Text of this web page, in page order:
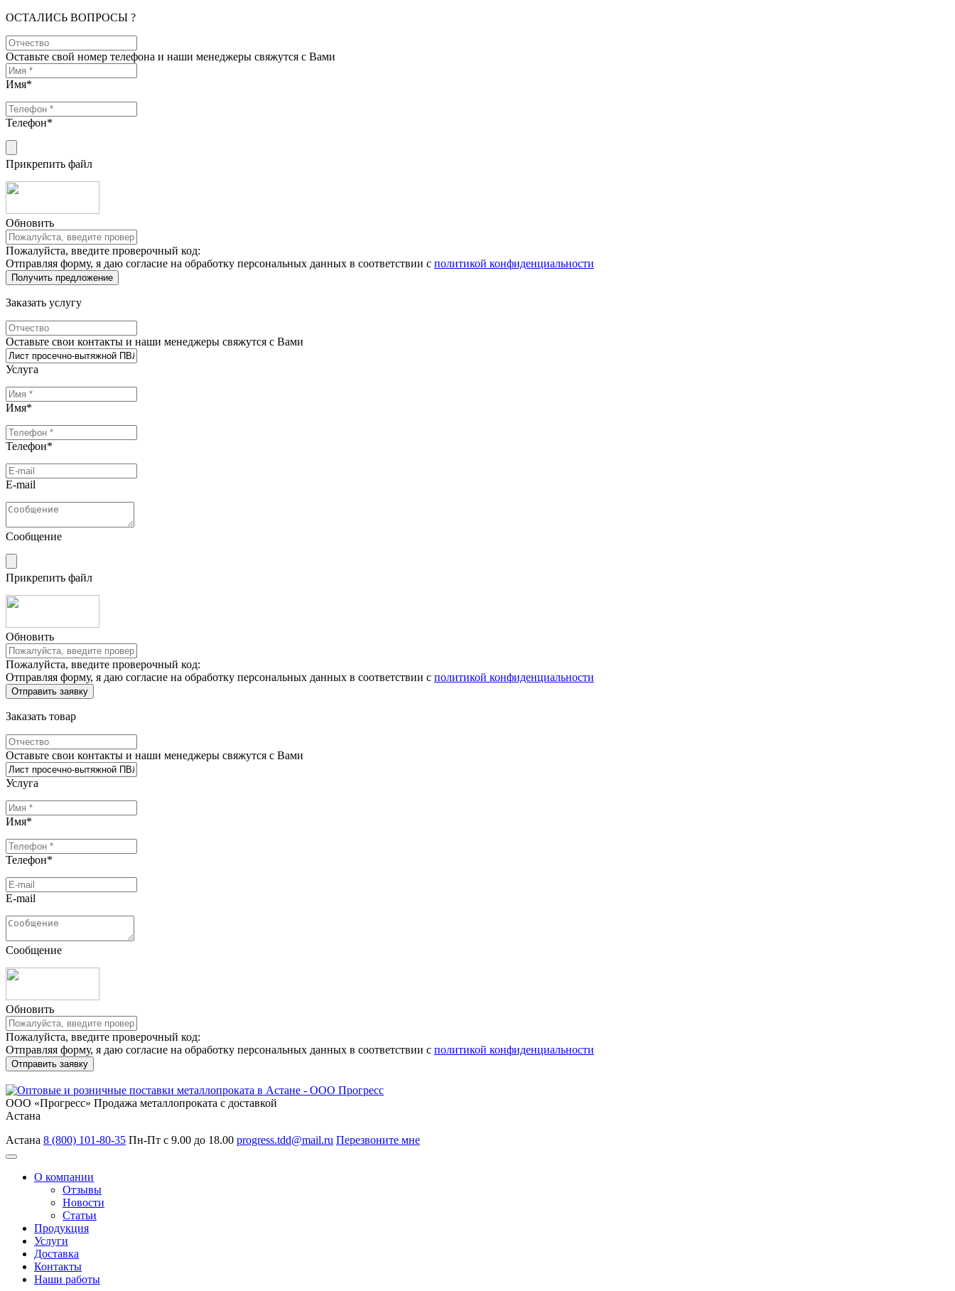
ОСТАЛИСЬ ВОПРОСЫ ?
Оставьте свой номер телефона и наши менеджеры свяжутся с Вами
Имя*
Телефон*
Прикрепить файл
Обновить
Пожалуйста, введите проверочный код:
Отправляя форму, я даю согласие на обработку персональных данных в соответствии с политикой конфиденциальности
Заказать услугу
Оставьте свои контакты и наши менеджеры свяжутся с Вами
Услуга
Имя*
Телефон*
E-mail
Сообщение
Прикрепить файл
Обновить
Пожалуйста, введите проверочный код:
Отправляя форму, я даю согласие на обработку персональных данных в соответствии с политикой конфиденциальности
Заказать товар
Оставьте свои контакты и наши менеджеры свяжутся с Вами
Услуга
Имя*
Телефон*
E-mail
Сообщение
Обновить
Пожалуйста, введите проверочный код:
Отправляя форму, я даю согласие на обработку персональных данных в соответствии с политикой конфиденциальности
ООО «Прогресс» Продажа металлопроката с доставкой
Астана
Астана 8 (800) 101-80-35 Пн-Пт с 9.00 до 18.00 progress.tdd@mail.ru Перезвоните мне
О компании
Отзывы
Новости
Статьи
Продукция
Услуги
Доставка
Контакты
Наши работы